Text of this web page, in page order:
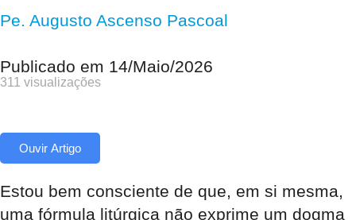
Pe. Augusto Ascenso Pascoal
Publicado em 14/Maio/2026
311 visualizações
Ouvir Artigo
Estou bem consciente de que, em si mesma,
uma fórmula litúrgica não exprime um dogma